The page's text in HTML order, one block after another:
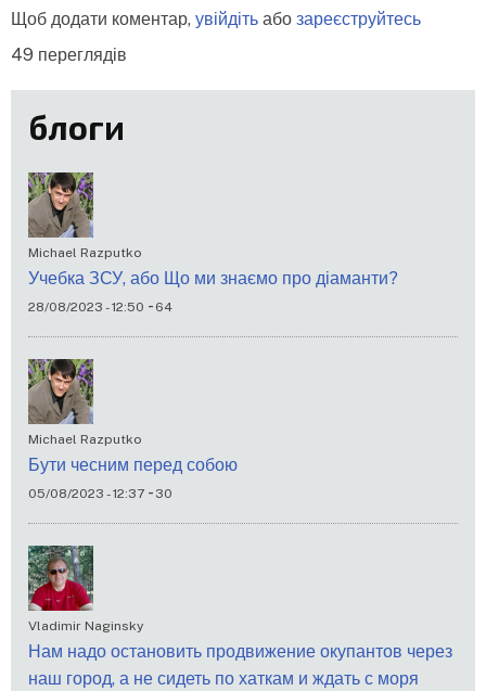
Щоб додати коментар, увійдіть або зареєструйтесь
49 переглядів
блоги
Michael Razputko
Учебка ЗСУ, або Що ми знаємо про діаманти?
28/08/2023 - 12:50 - 64
Michael Razputko
Бути чесним перед собою
05/08/2023 - 12:37 - 30
Vladimir Naginsky
Нам надо остановить продвижение окупантов через
наш город, а не сидеть по хаткам и ждать с моря